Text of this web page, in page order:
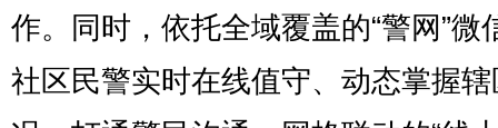
作。同时，依托全域覆盖的“警网”微
社区民警实时在线值守、动态掌握